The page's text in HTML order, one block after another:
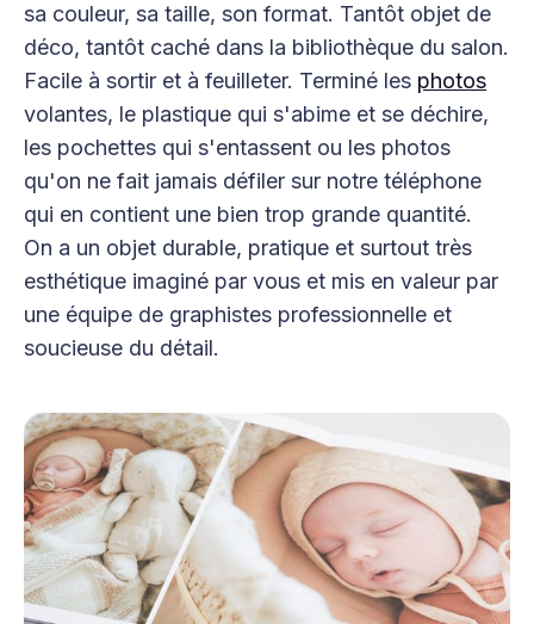
sa couleur, sa taille, son format. Tantôt objet de
déco, tantôt caché dans la bibliothèque du salon.
Facile à sortir et à feuilleter. Terminé les photos
volantes, le plastique qui s'abime et se déchire,
les pochettes qui s'entassent ou les photos
qu'on ne fait jamais défiler sur notre téléphone
qui en contient une bien trop grande quantité.
On a un objet durable, pratique et surtout très
esthétique imaginé par vous et mis en valeur par
une équipe de graphistes professionnelle et
soucieuse du détail.